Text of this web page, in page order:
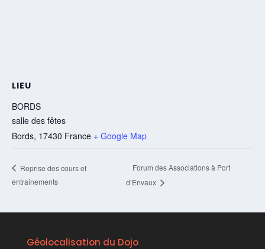
LIEU
BORDS
salle des fêtes
Bords, 17430 France + Google Map
Reprise des cours et
entrainements
Forum des Associations à Port
d’Envaux
Géolocalisation du Dojo